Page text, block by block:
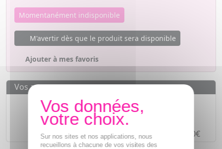
Momentanément indisponible
M'avertir dès que le produit sera disponible
Ajouter à mes favoris
Vos avantages
Des prixIMBATTABLES
Paiement en ligneSÉCURISÉ
Paiement en4 fois sans fraisà partir de 30€
Sur nos sites et nos applications, nous
recueillons à chacune de vos visites des